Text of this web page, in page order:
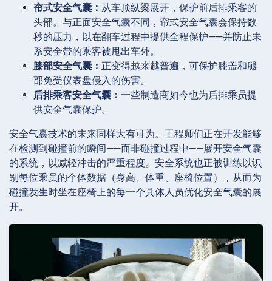
帘式安全气囊： 从车顶纵梁展开，保护前后排乘客的
头部。与正面安全气囊不同，帘式安全气囊会保持数
秒的压力，以在翻车过程中提供全程保护——并防止未
系安全带的乘客被甩出车外。
膝部安全气囊： 正变得越来越普遍，可保护膝盖和腿
部免受仪表盘侵入的伤害。
后排乘客安全气囊： 一些制造商如今也为后排乘员提
供安全气囊保护。
安全气囊技术的未来同样大有可为。工程师们正在开发能够
在检测到碰撞前的瞬间——而非碰撞过程中——展开安全气囊
的系统，以减轻冲击的严重程度。安全系统也正被训练以识
别每位乘员的个体数据（身高、体重、座椅位置），从而为
碰撞发生时坐在座椅上的每一个具体人员优化安全气囊的展
开。